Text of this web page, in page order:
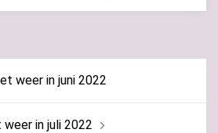
weer in juni 2022
weer in juli 2022